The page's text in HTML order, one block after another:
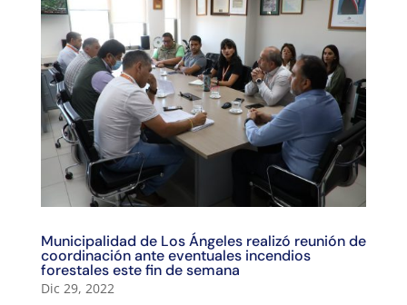
Municipalidad de Los Ángeles realizó reunión de
coordinación ante eventuales incendios
forestales este fin de semana
Dic 29, 2022